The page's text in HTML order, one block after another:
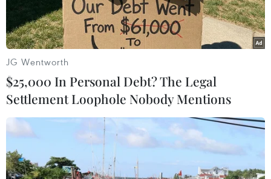
Toàn cảnh khu bảo tồn thiên nhiên Bình Châu - Phước Bửu.
(Ảnh: Huỳnh Sơn/TTXVN)
JG Wentworth
$25,000 In Personal Debt? The Legal
Settlement Loophole Nobody Mentions